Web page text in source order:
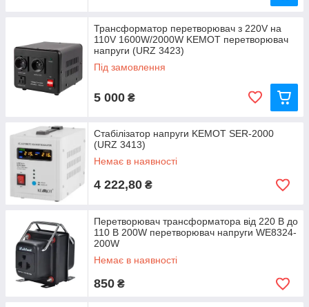
Трансформатор перетворювач з 220V на
110V 1600W/2000W KEMOT перетворювач
напруги (URZ 3423)
Під замовлення
5 000 ₴
Стабілізатор напруги KEMOT SER-2000
(URZ 3413)
Немає в наявності
4 222,80 ₴
Перетворювач трансформатора від 220 В до
110 В 200W перетворювач напруги WE8324-
200W
Немає в наявності
850 ₴